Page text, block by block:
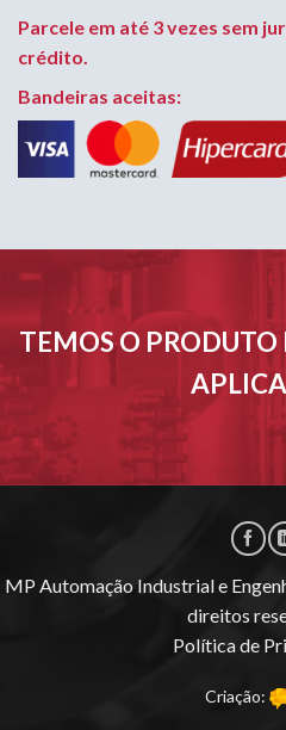
Parcele em até 3 vezes sem
crédito.
Bandeiras aceitas:
TEMOS O PRODUTO
MP Automação Industrial e
direitos
Política de
Criação: